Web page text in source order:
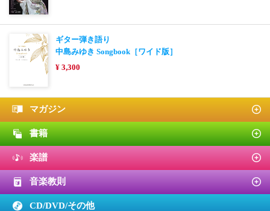
ギター弾き語り
中島みゆき Songbook［ワイド版］
¥ 3,300
マガジン
書籍
楽譜
音楽教則
CD/DVD/その他